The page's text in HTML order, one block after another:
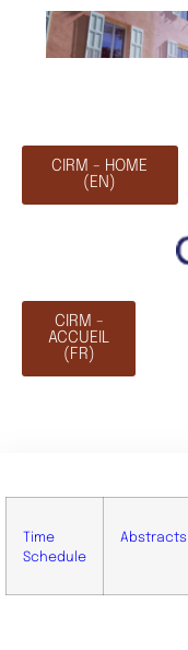
CIRM - HOME
(EN)
CIRM -
ACCUEIL
(FR)
Time
Schedule
Abstracts